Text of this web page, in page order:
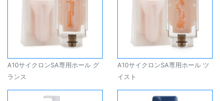
A10サイクロンSA専用ホール グ
ランス
A10サイクロンSA専用ホール ツ
イスト